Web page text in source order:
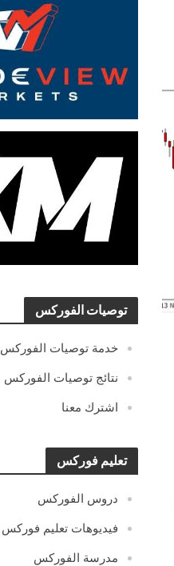
توصيات الفوركس
خدمة توصيات الفوركس
نتائج توصيات الفوركس
اشترك معنا
تعليم فوركس
دروس الفوركس
فيديوهات تعليم فوركس
مدرسة الفوركس